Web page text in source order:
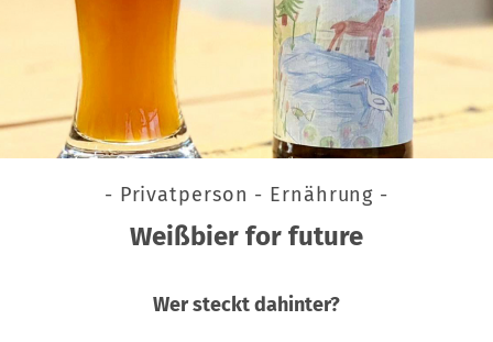
- Privatperson - Ernährung -
Weißbier for future
Wer steckt dahinter?